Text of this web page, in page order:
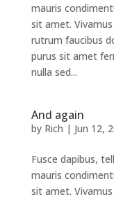
mauris
sit amet.
rutrum faucibus
purus sit amet
nulla sed...
And again
by Rich | Jun 12,
Fusce dapibus,
mauris
sit amet.